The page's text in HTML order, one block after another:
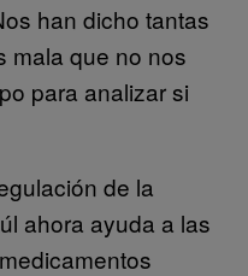
han dicho tantas
mala que no nos
para analizar si
de la
ahora ayuda a las